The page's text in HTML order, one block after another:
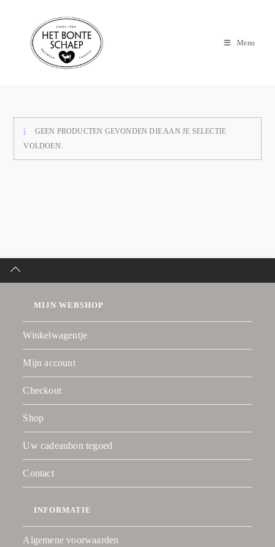
Menu
GEEN PRODUCTEN GEVONDEN DIE AAN JE SELECTIE
VOLDOEN.
MIJN WEBSHOP
Winkelwagentje
Mijn account
Checkout
Shop
Uw cadeaubon tegoed
Contact
INFORMATIE
Algemene voorwaarden